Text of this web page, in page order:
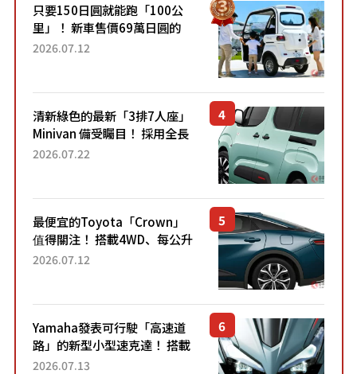
只要150日圓就能跑「100公
里」！ 新車售價69萬日圓的
「3人座」Trike大受歡迎！ 順
2026.07.12
清新綠色的最新「3排7人座」
Minivan 備受矚目！ 採用全長
4.7公尺剛剛好的車身尺寸與
2026.07.22
最便宜的Toyota「Crown」
值得關注！ 搭載4WD、每公升
22.4公里低油耗表現超亮眼！
2026.07.12
Yamaha發表可行駛「高速道
路」的新型小型速克達！ 搭載
能享受超強勁「渦輪感」的動
2026.07.13